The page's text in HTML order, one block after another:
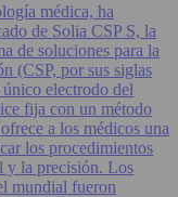
médica, ha
de Solia CSP S, la
de soluciones para la
(CSP, por sus siglas
electrodo del
fija con un método
a los médicos una
los procedimientos
y la precisión. Los
mundial fueron